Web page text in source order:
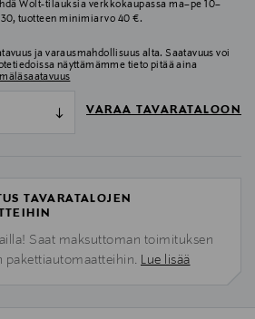
Wolt-tilauksia verkkokaupassa ma–pe 10–
tuotteen minimiarvo 40 €.
ja varausmahdollisuus alta. Saatavuus voi
näyttämämme tieto pitää aina
VARAA TAVARATALOON
TAVARATALOJEN
Saat maksuttoman toimituksen
pakettiautomaatteihin. Lue lisää